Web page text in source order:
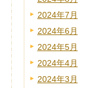
2024年7月
2024年6月
2024年5月
2024年4月
2024年3月